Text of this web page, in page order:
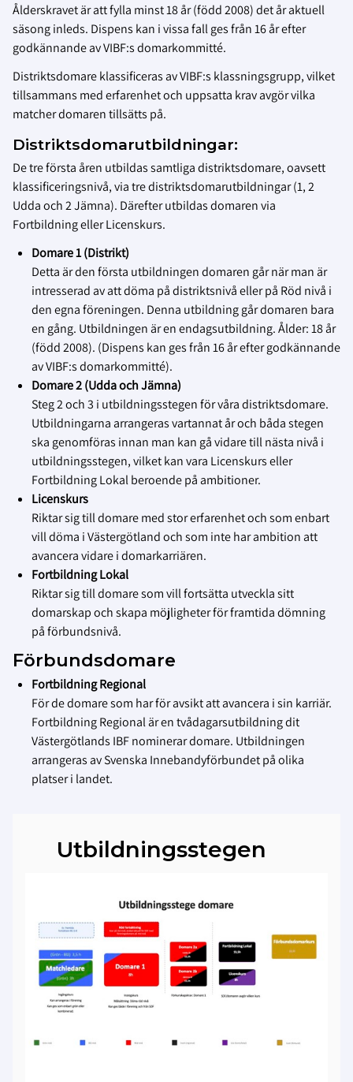
Ålderskravet är att fylla minst 18 år (född 2008) det år aktuell
säsong inleds. Dispens kan i vissa fall ges från 16 år efter
godkännande av VIBF:s domarkommitté.
Distriktsdomare klassificeras av VIBF:s klassningsgrupp, vilket
tillsammans med erfarenhet och uppsatta krav avgör vilka
matcher domaren tillsätts på.
Distriktsdomarutbildningar:
De tre första åren utbildas samtliga distriktsdomare, oavsett
klassificeringsnivå, via tre distriktsdomarutbildningar (1, 2
Udda och 2 Jämna). Därefter utbildas domaren via
Fortbildning eller Licenskurs.
Domare 1 (Distrikt)
Detta är den första utbildningen domaren går när man är
intresserad av att döma på distriktsnivå eller på Röd nivå i
den egna föreningen. Denna utbildning går domaren bara
en gång. Utbildningen är en endagsutbildning. Ålder: 18 år
(född 2008). (Dispens kan ges från 16 år efter godkännande
av VIBF:s domarkommitté).
Domare 2 (Udda och Jämna)
Steg 2 och 3 i utbildningsstegen för våra distriktsdomare.
Utbildningarna arrangeras vartannat år och båda stegen
ska genomföras innan man kan gå vidare till nästa nivå i
utbildningsstegen, vilket kan vara Licenskurs eller
Fortbildning Lokal beroende på ambitioner.
Licenskurs
Riktar sig till domare med stor erfarenhet och som enbart
vill döma i Västergötland och som inte har ambition att
avancera vidare i domarkarriären.
Fortbildning Lokal
Riktar sig till domare som vill fortsätta utveckla sitt
domarskap och skapa möjligheter för framtida dömning
på förbundsnivå.
Förbundsdomare
Fortbildning Regional
För de domare som har för avsikt att avancera i sin karriär.
Fortbildning Regional är en tvådagarsutbildning dit
Västergötlands IBF nominerar domare. Utbildningen
arrangeras av Svenska Innebandyförbundet på olika
platser i landet.
Utbildningsstegen